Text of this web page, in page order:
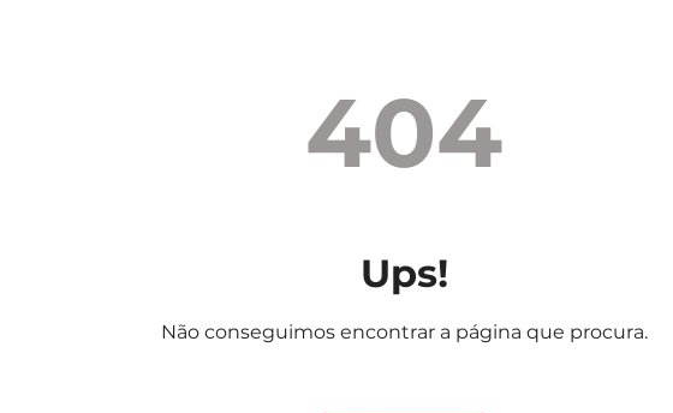
404
Ups!
Não conseguimos encontrar a página que procura.